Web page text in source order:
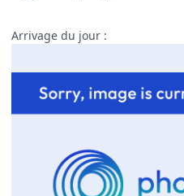
Arrivage du jour :